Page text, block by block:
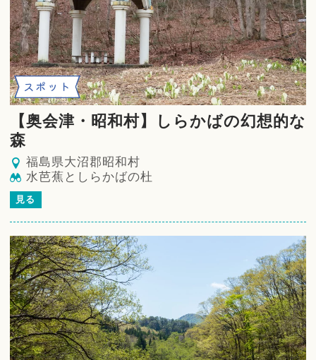
スポット
【奥会津・昭和村】しらかばの幻想的な
森
福島県大沼郡昭和村
水芭蕉としらかばの杜
見る